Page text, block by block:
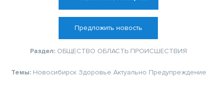
Предложить новость
Раздел: ОБЩЕСТВО ОБЛАСТЬ ПРОИСШЕСТВИЯ
Темы: Новосибирск Здоровье Актуально Предупреждение